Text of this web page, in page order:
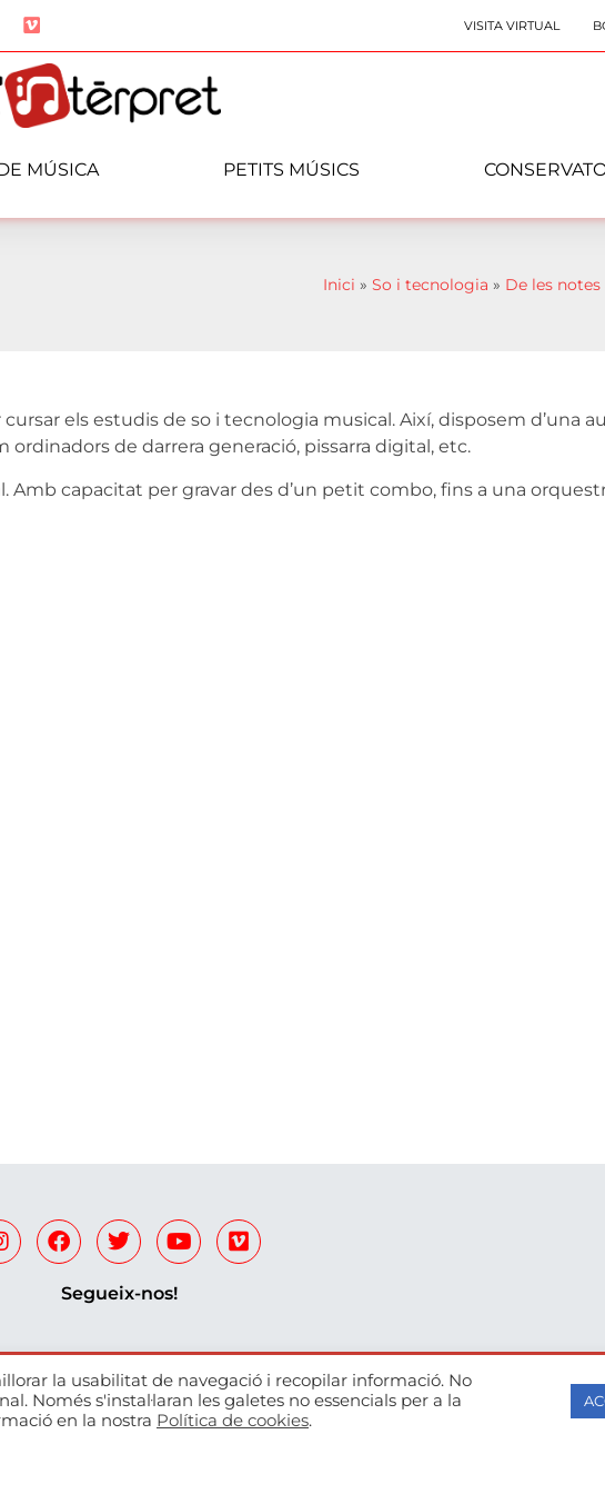
VISITA VIRTUAL
MÚSICA PETITS MÚSICS
Inici » So i tecnologia » De les
els estudis de so i tecnologia musical. Així, disposem d’una
de darrera generació, pissarra digital, etc.
Amb capacitat per gravar des d’un petit combo, fins a una
Segueix-nos!
Escola de música autoritzada i centre
la usabilitat de navegació i recopilar informació. No
Només s'instal·laran les galetes no essencials per a la
en la nostra Política de cookies.